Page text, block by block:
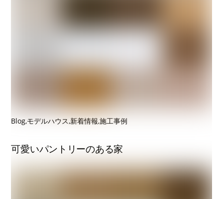
Blog,モデルハウス,新着情報,施工事例
可愛いパントリーのある家